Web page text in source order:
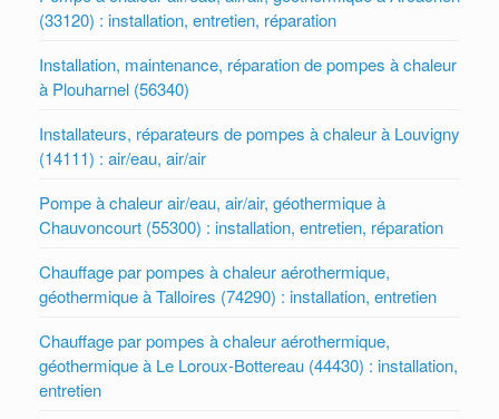
(33120) : installation, entretien, réparation
Installation, maintenance, réparation de pompes à chaleur
à Plouharnel (56340)
Installateurs, réparateurs de pompes à chaleur à Louvigny
(14111) : air/eau, air/air
Pompe à chaleur air/eau, air/air, géothermique à
Chauvoncourt (55300) : installation, entretien, réparation
Chauffage par pompes à chaleur aérothermique,
géothermique à Talloires (74290) : installation, entretien
Chauffage par pompes à chaleur aérothermique,
géothermique à Le Loroux-Bottereau (44430) : installation,
entretien